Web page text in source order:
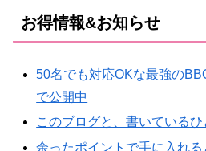
お得情報&お知らせ
50名でも対応OKな最強の
で公開中
このブログと、書いているひ
余ったポイントで手に入れ